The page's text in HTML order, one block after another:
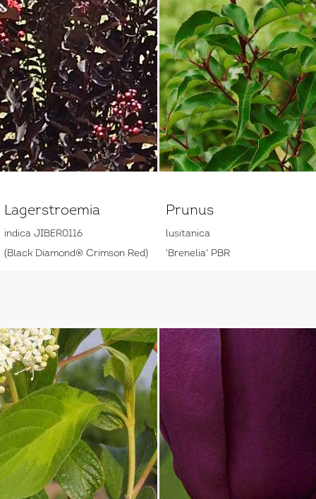
Lagerstroemia
indica JIBER0116
(Black Diamond® Crimson Red)
Prunus
lusitanica
'Brenelia' PBR